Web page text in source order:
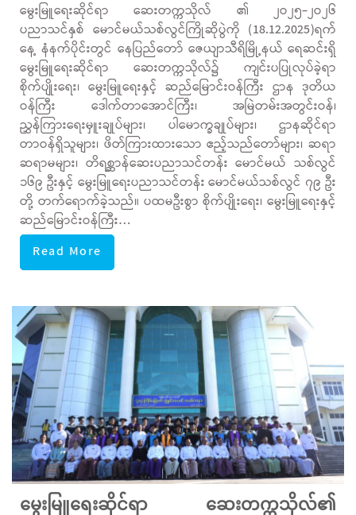
မွေးမြူရေးဆိုင်ရာ ဆေးတက္ကသိုလ် ၏ ၂ဝ၂၅-၂ဝ၂၆
ပညာသင်နှစ် မောင်မယ်သစ်လွင်ကြိုဆိုပွဲကို (18.12.2025)ရက်
နေ့ နံနက်ပိုင်းတွင် နေပြည်တော် ဇေယျာသီရိမြို့နယ် ရေဆင်းရှိ
မွေးမြူရေးဆိုင်ရာ ဆေးတက္ကသိုလ်၌ ကျင်းပပြုလုပ်ခဲ့ရာ
စိုက်ပျိုးရေး၊ မွေးမြူရေးနှင့် ဆည်မြောင်းဝန်ကြီး ဌာန ဒုတိယ
ဝန်ကြီး ဒေါက်တာအောင်ကြီး၊ အမြဲတမ်းအတွင်းဝန်၊
ညွှန်ကြားရေးမှူးချုပ်များ၊ ပါမောက္ခချုပ်များ၊ ဌာနဆိုင်ရာ
တာဝန်ရှိသူများ၊ ဖိတ်ကြားထားသော ဧည့်သည်တော်များ၊ ဆရာ
ဆရာမများ၊ တိရစ္ဆာန်ဆေးပညာသင်တန်း မောင်မယ် သစ်လွင်
၁၆၉ ဦးနှင့် မွေးမြူရေးပညာသင်တန်း မောင်မယ်သစ်လွင် ၇၉ ဦး
တို့ တက်ရောက်ခဲ့သည်။ ပထမဦးစွာ စိုက်ပျိုးရေး၊ မွေးမြူရေးနှင့်
ဆည်မြောင်းဝန်ကြီး…
Read More
မွေးမြူရေးဆိုင်ရာ ဆေးတက္ကသိုလ်၏